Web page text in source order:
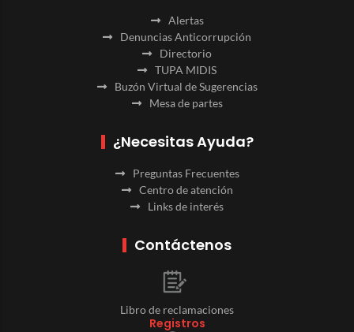
Alertas
Denuncias Anticorrupción
Directorio
TUPA MIDIS
Buzón Virtual de Sugerencias
Mesa de partes
¿Necesitas Ayuda?
Preguntas Frecuentes
Centro de atención
Links de interés
Contáctenos
Libro de reclamaciones
Registros